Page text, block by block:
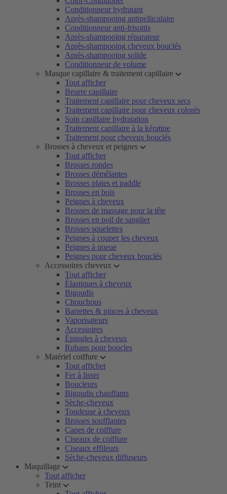
Conditionneur hydratant
Après-shampooing antipelliculaire
Conditionneur anti-frisottis
Après-shampooing réparateur
Après-shampooing cheveux bouclés
Après-shampooing solide
Conditionneur de volume
Masque capillaire & traitement capillaire
Tout afficher
Beurre capillaire
Traitement capillaire pour cheveux secs
Traitement capillaire pour cheveux colorés
Soin capillaire hydratation
Traitement capillaire à la kératine
Traitement pour cheveux bouclés
Brosses à cheveux et peignes
Tout afficher
Brosses rondes
Brosses démêlantes
Brosses plates et paddle
Brosses en bois
Peignes à cheveux
Brosses de massage pour la tête
Brosses en poil de sanglier
Brosses squelettes
Peignes à couper les cheveux
Peignes à queue
Peignes pour cheveux bouclés
Accessoires cheveux
Tout afficher
Élastiques à cheveux
Bigoudis
Chouchous
Barrettes & pinces à cheveux
Vaporisateurs
Accessoires
Épingles à cheveux
Rubans pour boucles
Matériel coiffure
Tout afficher
Fer à lisser
Boucleurs
Bigoudis chauffants
Sèche-cheveux
Tondeuse à cheveux
Brosses soufflantes
Capes de coiffure
Ciseaux de coiffure
Ciseaux effileurs
Sèche-cheveux diffuseurs
Maquillage
Tout afficher
Teint